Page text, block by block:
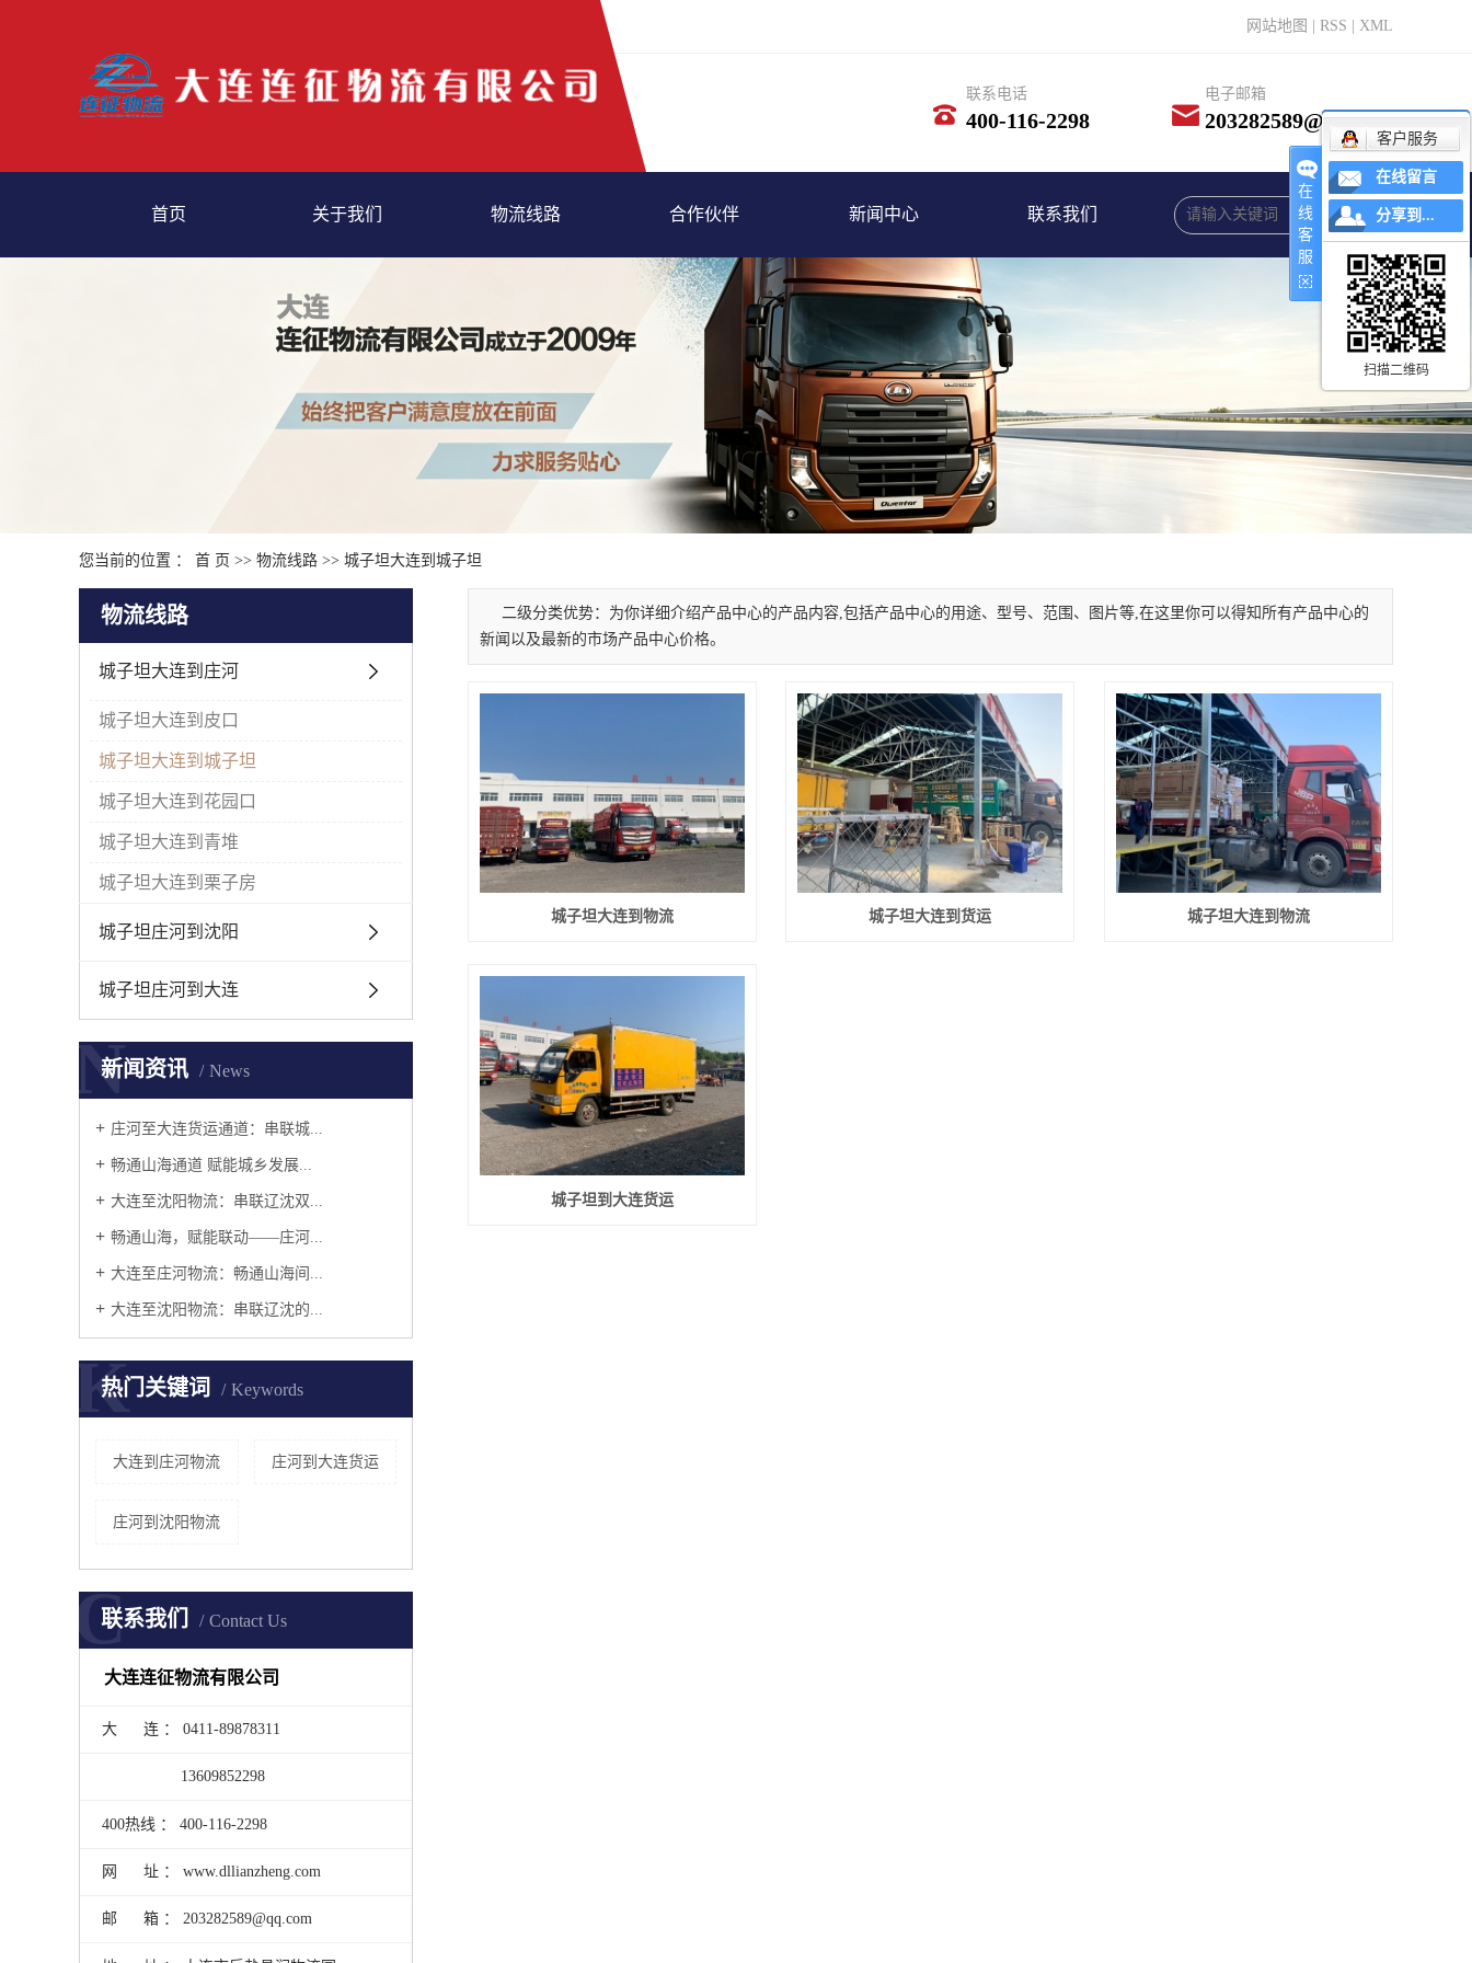
网站地图 RSS XML
联系电话
400-116-2298
电子邮箱
203282589@qq.com
首页 关于我们 物流线路 合作伙伴 新闻中心 联系我们
您当前的位置 ： 首 页 >> 物流线路 >> 城子坦大连到城子坦
物流线路
城子坦大连到庄河
城子坦大连到皮口
城子坦大连到城子坦
城子坦大连到花园口
城子坦大连到青堆
城子坦大连到栗子房
城子坦庄河到沈阳
城子坦庄河到大连
新闻资讯 News
N
庄河至大连货运通道：串联城...
畅通山海通道 赋能城乡发展...
大连至沈阳物流：串联辽沈双...
畅通山海，赋能联动——庄河...
大连至庄河物流：畅通山海间...
大连至沈阳物流：串联辽沈的...
热门关键词 Keywords
K
大连到庄河物流 庄河到大连货运
庄河到沈阳物流
联系我们 Contact Us
C
大连连征物流有限公司
大 连 ： 0411-89878311
13609852298
400热线 ： 400-116-2298
网 址 ： www.dllianzheng.com
邮 箱 ： 203282589@qq.com
二级分类优势：为你详细介绍产品中心的产品内容,包括产品中心的用途、型号、范围、图片等,在这里你可以得知所有产品中心的
新闻以及最新的市场产品中心价格。
城子坦大连到物流 城子坦大连到货运 城子坦大连到物流
城子坦到大连货运
在
线
客
服
客户服务
在线留言
分享到...
扫描二维码